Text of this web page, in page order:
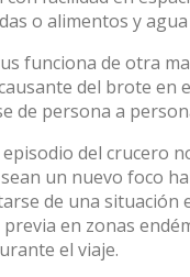
o alimentos y
funciona de otra
del brote en
de persona a
episodio del crucero
un nuevo foco
de una situación
en zonas
el viaje.